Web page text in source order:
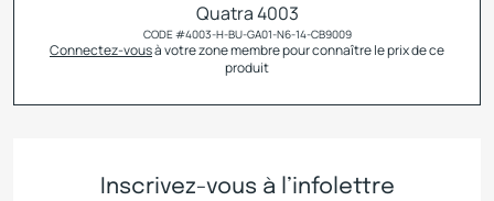
Quatra 4003
CODE #4003-H-BU-GA01-N6-14-CB9009
Connectez-vousà votre zone membre pour connaître le prix de ce
produit
Inscrivez-vous à l’infolettre